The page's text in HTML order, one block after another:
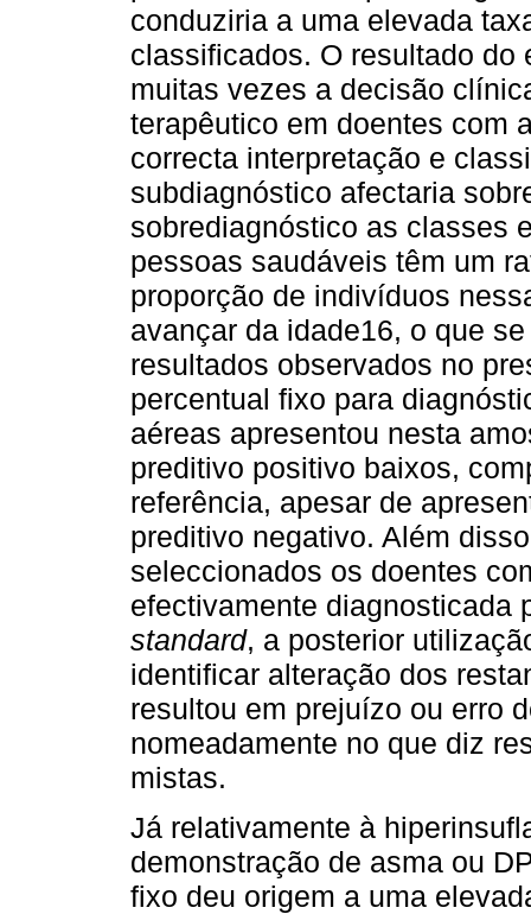
conduziria a uma elevada
classificados. O resultado do
muitas vezes a decisão
terapêutico em doentes com
correcta interpretação e
subdiagnóstico afectaria
sobrediagnóstico as classes
pessoas saudáveis têm um
proporção de indivíduos
avançar da idade16, o que
resultados observados no
percentual fixo para
aéreas apresentou nesta
preditivo positivo baixos,
referência, apesar de
preditivo negativo. Além
seleccionados os doentes
efectivamente
standard, a posterior
identificar alteração dos
resultou em prejuízo ou erro
nomeadamente no que diz
mistas.
Já relativamente à
demonstração de asma ou
fixo deu origem a uma